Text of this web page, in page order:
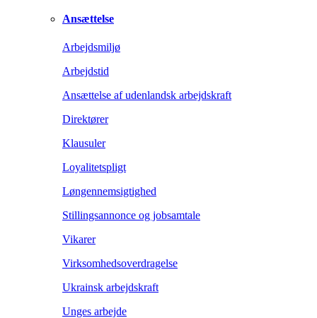
Ansættelse
Arbejdsmiljø
Arbejdstid
Ansættelse af udenlandsk arbejdskraft
Direktører
Klausuler
Loyalitetspligt
Løngennemsigtighed
Stillingsannonce og jobsamtale
Vikarer
Virksomhedsoverdragelse
Ukrainsk arbejdskraft
Unges arbejde